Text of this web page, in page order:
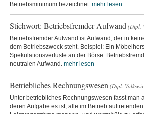
Betriebsminimum bezeichnet. mehr lesen
Stichwort: Betriebsfremder Aufwand (Dipl.
Betriebsfremder Aufwand ist Aufwand, der in
dem Betriebszweck steht. Beispiel: Ein
Spekulationsverluste an der Börse.
neutralen Aufwand. mehr lesen
Betriebliches Rechnungswesen (Dipl.
Unter betriebliches Rechnungswesen fasst man
deren Aufgabe es ist, alle im Betrieb